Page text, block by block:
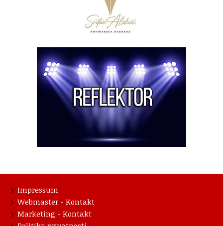
Impressum
Webmaster - Kontakt
Marketing - Kontakt